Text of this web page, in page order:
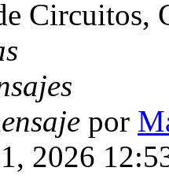
Circuitos,
por
2026